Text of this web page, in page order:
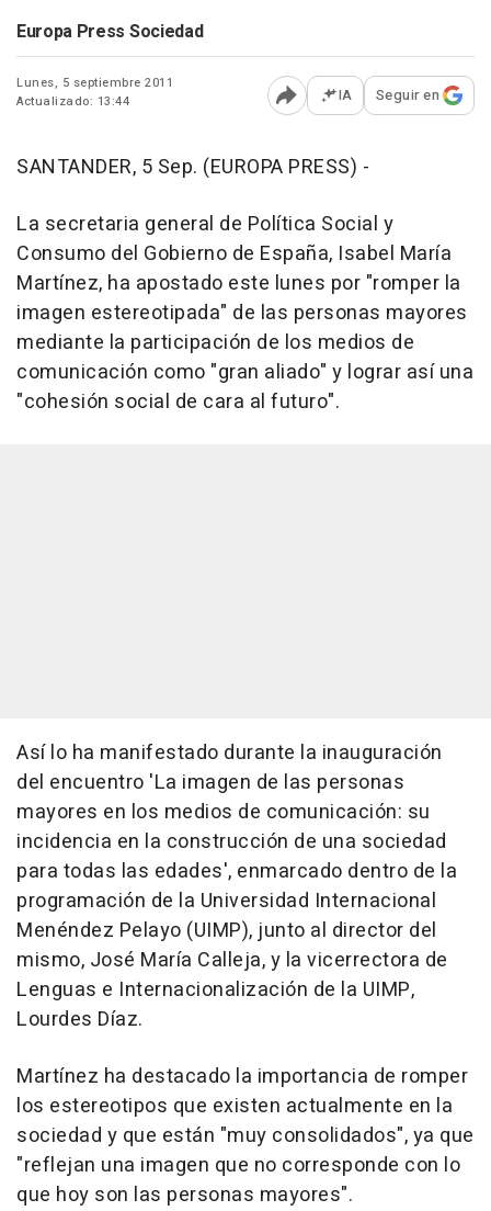
Europa Press Sociedad
Lunes, 5 septiembre 2011
Actualizado: 13:44
Abrir opciones para
IA Seguir en
SANTANDER, 5 Sep. (EUROPA PRESS) -
La secretaria general de Política Social y
Consumo del Gobierno de España, Isabel María
Martínez, ha apostado este lunes por "romper la
imagen estereotipada" de las personas mayores
mediante la participación de los medios de
comunicación como "gran aliado" y lograr así una
"cohesión social de cara al futuro".
Así lo ha manifestado durante la inauguración
del encuentro 'La imagen de las personas
mayores en los medios de comunicación: su
incidencia en la construcción de una sociedad
para todas las edades', enmarcado dentro de la
programación de la Universidad Internacional
Menéndez Pelayo (UIMP), junto al director del
mismo, José María Calleja, y la vicerrectora de
Lenguas e Internacionalización de la UIMP,
Lourdes Díaz.
Martínez ha destacado la importancia de romper
los estereotipos que existen actualmente en la
sociedad y que están "muy consolidados", ya que
"reflejan una imagen que no corresponde con lo
que hoy son las personas mayores".